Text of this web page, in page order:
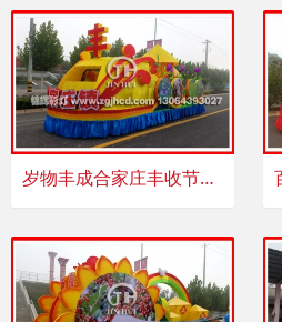
岁物丰成合家庄丰收节巡游彩车 彩车制作主题鲜明